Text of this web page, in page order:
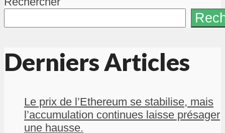
Derniers Articles
Le prix de l’Ethereum se stabilise, mais
l’accumulation continues laisse présager
une hausse.